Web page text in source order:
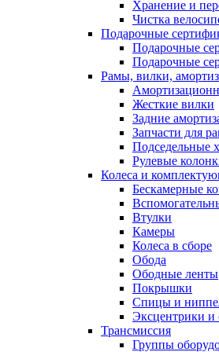
Хранение и
Чистка
Подарочные
Подарочные
Подарочные
Рамы, вилки,
Жесткие вилки
Задние
Запчасти для
Подседельные
Рулевые
Колеса и
Бескамерные
Втулки
Камеры
Колеса в сборе
Обода
Ободные ленты
Покрышки
Спицы и
Эксцентрики и
Трансмиссия
Группы